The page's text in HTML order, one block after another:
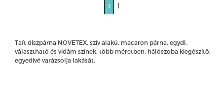
1 |
Taft díszpárna NOVETEX, szív alakú, macaron párna, egydi,
választható és vidám színek, több méretben, hálószoba kiegészítő,
egyedivé varázsolja lakását,